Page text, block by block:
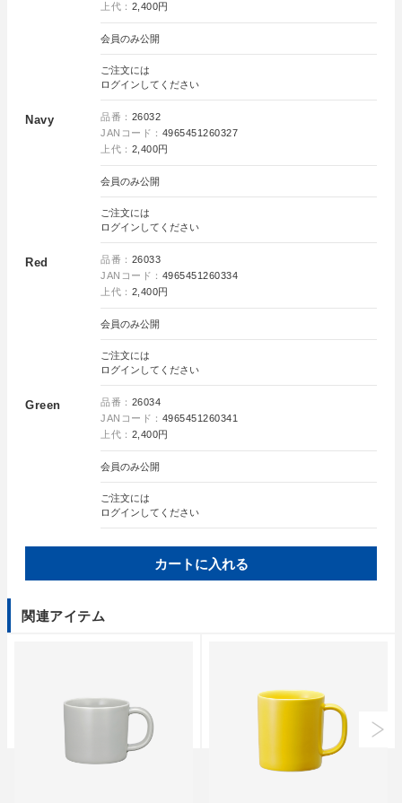
上代： 2,400円
会員のみ公開
ご注文には
ログイン してください
Navy 品番： 26032
JANコード： 4965451260327
上代： 2,400円
会員のみ公開
ご注文には
ログイン してください
Red 品番： 26033
JANコード： 4965451260334
上代： 2,400円
会員のみ公開
ご注文には
ログイン してください
Green 品番： 26034
JANコード： 4965451260341
上代： 2,400円
会員のみ公開
ご注文には
ログイン してください
カートに入れる
関連アイテム